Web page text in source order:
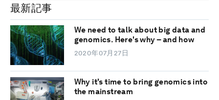
最新記事
We need to talk about big data and
genomics. Here's why – and how
2020年07月27日
Why it's time to bring genomics into
the mainstream